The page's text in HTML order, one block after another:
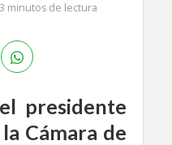
3 minutos de lectura
presidente
Cámara de